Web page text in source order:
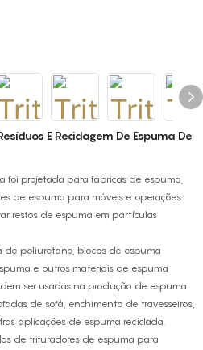
E Reciclagem De Espuma De
foi projetada para fábricas de espuma,
de espuma para móveis e operações
restos de espuma em partículas
de poliuretano, blocos de espuma
e outros materiais de espuma
ser usadas na produção de espuma
de sofá, enchimento de travesseiros,
aplicações de espuma reciclada.
de trituradores de espuma para